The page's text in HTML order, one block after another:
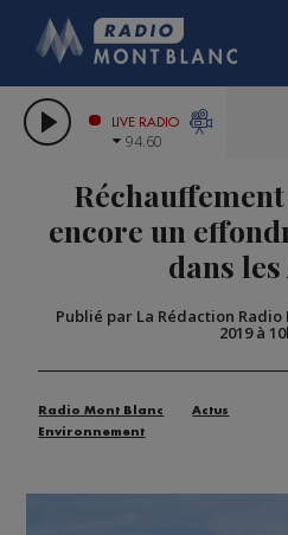
LES CHRONIQUES
CITIZEN
GRAND MASSIF
COMPAGNIE DU
LIVE RADIO
94.60
encore un
dans
Publié par La Rédaction Radio
2019 à
Radio Mont Blanc
Actus
Environnement